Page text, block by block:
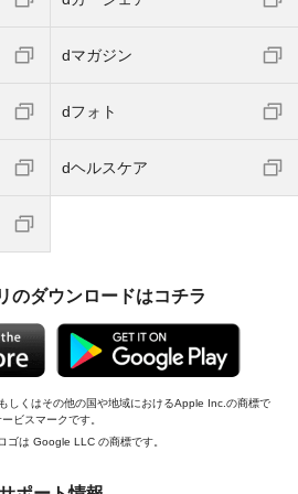
dマガジン
dフォト
dヘルスケア
のダウンロードはコチラ
しくはその他の国や地域におけるApple Inc.の商標で
ビスマークです。
は Google LLC の商標です。